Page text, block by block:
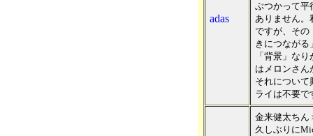
adas
ぶつかって平
ありません。
ですが、その
きにつなが
「背景」な
はメロンさん
それについて
ライは不要で
金来健太ち
久しぶりに